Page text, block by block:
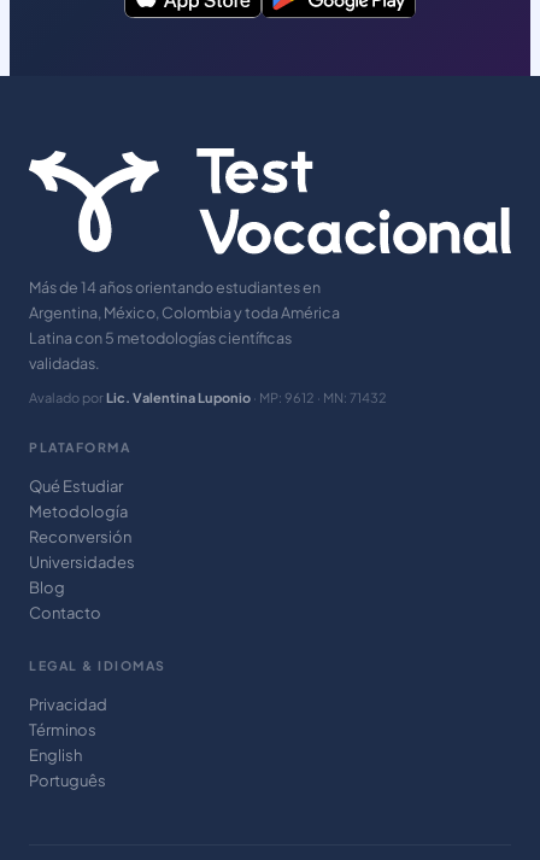
Más de 14 años orientando estudiantes en
Argentina, México, Colombia y toda América
Latina con 5 metodologías científicas
validadas.
Avalado por Lic. Valentina Luponio · MP: 9612 · MN: 71432
PLATAFORMA
Qué Estudiar
Metodología
Reconversión
Universidades
Blog
Contacto
LEGAL & IDIOMAS
Privacidad
Términos
English
Português